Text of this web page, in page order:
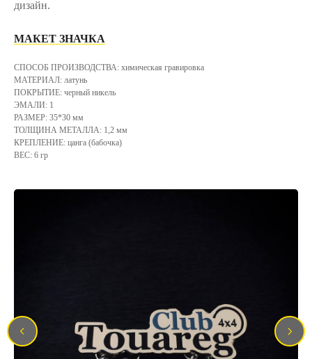
дизайн.
МАКЕТ ЗНАЧКА
СПОСОБ ПРОИЗВОДСТВА: химическая гравировка
МАТЕРИАЛ: латунь
ПОКРЫТИЕ: черный никель
ЭМАЛИ: 1
РАЗМЕР: 35*30 мм
ТОЛЩИНА МЕТАЛЛА: 1,2 мм
КРЕПЛЕНИЕ: цанга (бабочка)
ВЕС: 6 гр